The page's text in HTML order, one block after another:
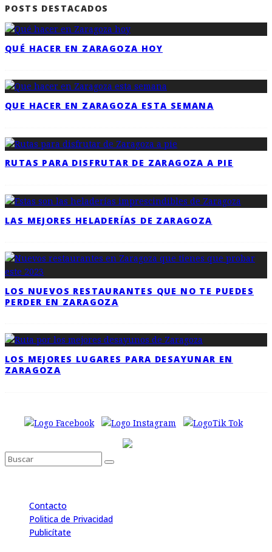
POSTS DESTACADOS
QUÉ HACER EN ZARAGOZA HOY
QUE HACER EN ZARAGOZA ESTA SEMANA
RUTAS PARA DISFRUTAR DE ZARAGOZA A PIE
LAS MEJORES HELADERÍAS DE ZARAGOZA
LOS NUEVOS RESTAURANTES QUE NO TE PUEDES
PERDER EN ZARAGOZA
LOS MEJORES LUGARES PARA DESAYUNAR EN
ZARAGOZA
Contacto
Politica de Privacidad
Publicítate